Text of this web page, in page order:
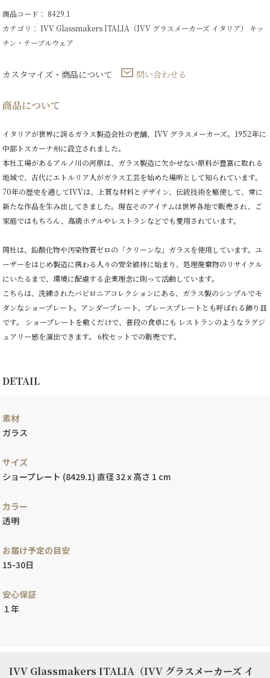
セ
ッ
個
商品コード： 8429.1
カテゴリ：IVV Glassmakers ITALIA（IVV グラスメーカーズ イタリア）
キッ
チン・テーブルウェア
カスタマイズ・商品について 問い合わせる
商品について
イタリアが世界に誇るガラス製造会社の老舗、IVV グラスメーカーズ。1952年に
中部トスカーナ州に設立されました。
本社工場があるアルノ川の河原は、ガラス製造に欠かせない原料が豊富に取れる
地域で、古代にエトルリア人がガラス工芸を始めた場所として知られています。
70年の歴史を通してIVVは、上質な材料とデザイン、伝統技術を駆使して、常に
新たな作品を生み出してきました。現在そのアイテムは世界各地で販売され、ご
家庭ではもちろん、高級ホテルやレストランなどでも愛用されています。
同社は、鉛酸化物や汚染物質ゼロの「クリーンな」ガラスを使用しています。ユ
ーザーをはじめ製造に携わる人々の安全維持に始まり、処理廃棄物のリサイクル
にいたるまで、環境に配慮する企業理念に則って活動しています。
こちらは、洗練されたバビロニアコレクションにある、ガラス製のシンプルでモ
ダンなショープレート。アンダープレート、プレースプレートとも呼ばれる飾り皿
です。 ショープレートを敷くだけで、普段の食卓にも レストランのようなラグジ
ュアリー感を演出できます。 6枚セットでの販売です。
DETAIL
素材
ガラス
サイズ
ショープレート (8429.1) 直径 32 x 高さ 1 cm
カラー
透明
お届け予定の目安
15-30日
安心保証
１年
IVV Glassmakers ITALIA（IVV グラスメーカーズ イ